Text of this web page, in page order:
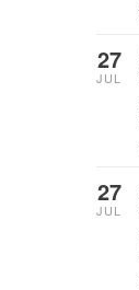
27
JUL
27
JUL